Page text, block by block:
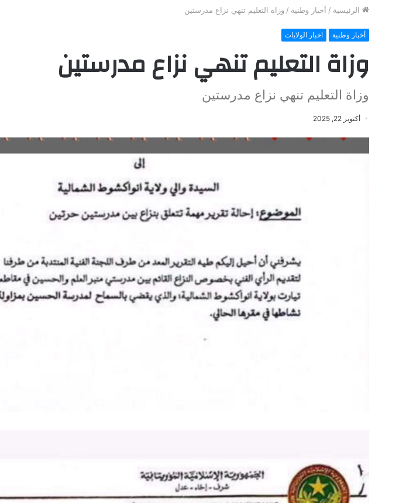
الرئيسية / أخبار وطنية / وزاة التعليم تنهي نزاع مدرستين
أخبار وطنية اخبار الولايات
وزاة التعليم تنهي نزاع مدرستين
وزاة التعليم تنهي نزاع مدرستين
أكتوبر 22, 2025